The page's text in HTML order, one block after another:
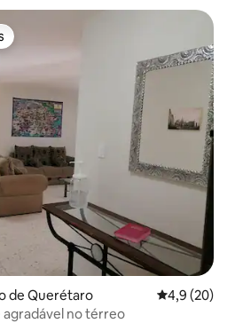
de Querétaro 4,9 de uma
4,9 (20)
no térreo